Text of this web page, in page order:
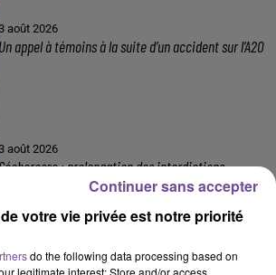
août 2026
Un appel à témoins à la suite d’un accident sur l’A20
août 2026
: prolongation des interdictions
d'arrosage et de lavage
juillet 2026
votre vie privée est notre priorité
do the following data processing based on
legitimate interest: Store and/or access
Continuer sans accepter